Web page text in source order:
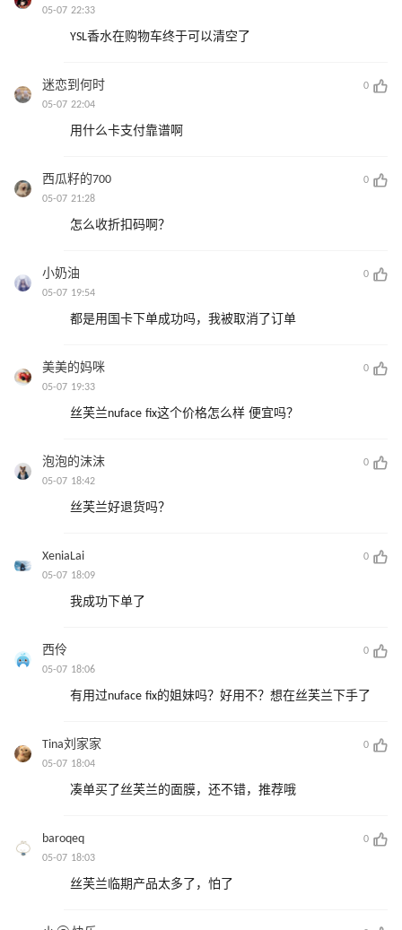
05-07 22:33
YSL香水在购物车终于可以清空了
迷恋到何时
0
05-07 22:04
用什么卡支付靠谱啊
西瓜籽的700
0
05-07 21:28
怎么收折扣码啊？
小奶油
0
05-07 19:54
都是用国卡下单成功吗，我被取消了订单
美美的妈咪
0
05-07 19:33
丝芙兰nuface fix这个价格怎么样 便宜吗？
泡泡的沫沫
0
05-07 18:42
丝芙兰好退货吗？
XeniaLai
0
05-07 18:09
我成功下单了
西伶
0
05-07 18:06
有用过nuface fix的姐妹吗？好用不？想在丝芙兰下手了
Tina刘家家
0
05-07 18:04
凑单买了丝芙兰的面膜，还不错，推荐哦
baroqeq
0
05-07 18:03
丝芙兰临期产品太多了，怕了